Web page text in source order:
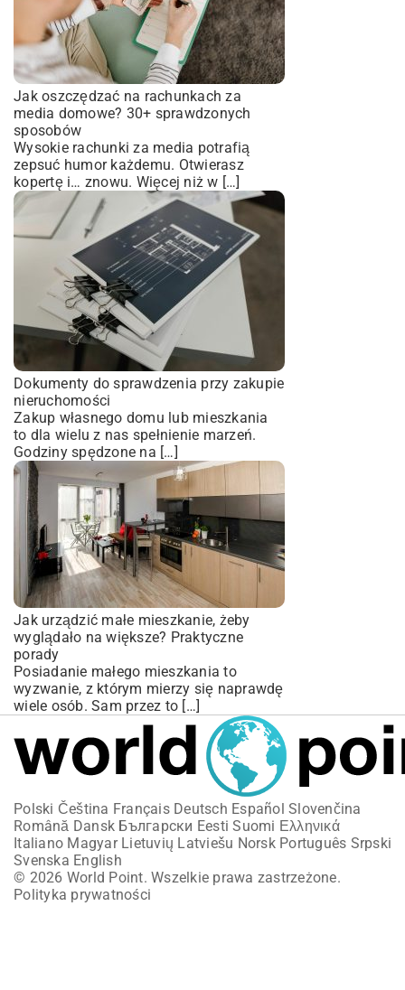
Jak oszczędzać na rachunkach za
media domowe? 30+ sprawdzonych
sposobów
Wysokie rachunki za media potrafią
zepsuć humor każdemu. Otwierasz
kopertę i… znowu. Więcej niż w […]
Dokumenty do sprawdzenia przy zakupie
nieruchomości
Zakup własnego domu lub mieszkania
to dla wielu z nas spełnienie marzeń.
Godziny spędzone na […]
Jak urządzić małe mieszkanie, żeby
wyglądało na większe? Praktyczne
porady
Posiadanie małego mieszkania to
wyzwanie, z którym mierzy się naprawdę
wiele osób. Sam przez to […]
Polski Čeština Français Deutsch Español Slovenčina
Română Dansk Български Eesti Suomi Ελληνικά
Italiano Magyar Lietuvių Latviešu Norsk Português Srpski
Svenska English
© 2026 World Point. Wszelkie prawa zastrzeżone.
Polityka prywatności